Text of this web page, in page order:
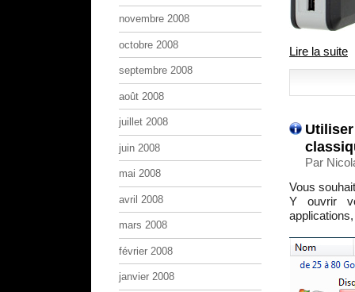
Lire la suite
Par
Vous
Y ouvrir
novembre 2008
octobre 2008
septembre 2008
août 2008
juillet 2008
juin 2008
mai 2008
avril 2008
mars 2008
février 2008
janvier 2008